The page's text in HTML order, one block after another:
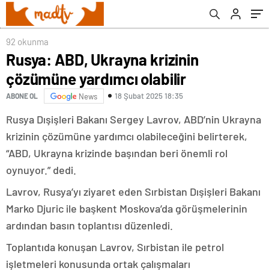
92 okunma
Rusya: ABD, Ukrayna krizinin
çözümüne yardımcı olabilir
ABONE OL News 18 Şubat 2025 18:35
Rusya Dışişleri Bakanı Sergey Lavrov, ABD’nin Ukrayna
krizinin çözümüne yardımcı olabileceğini belirterek,
“ABD, Ukrayna krizinde başından beri önemli rol
oynuyor.” dedi.
Lavrov, Rusya’yı ziyaret eden Sırbistan Dışişleri Bakanı
Marko Djuric ile başkent Moskova’da görüşmelerinin
ardından basın toplantısı düzenledi.
Toplantıda konuşan Lavrov, Sırbistan ile petrol
işletmeleri konusunda ortak çalışmaları